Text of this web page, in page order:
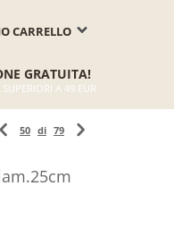
CARRELLO
GRATUITA!
A 49 EUR
50 di 79